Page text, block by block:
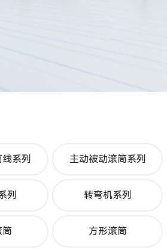
系列 主动被动滚筒系列
列 转弯机系列
筒 方形滚筒